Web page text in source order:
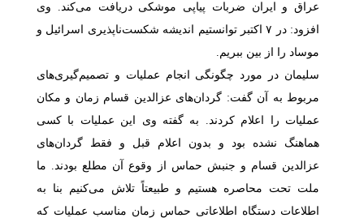
عراق و ایران ضربات پیاپی موشکی دریافت می‌کند. وی
افزود: در۷
اکتبر توانستیم اندیشه شکست‌ناپذیری اسرائیل و
موساد را از بین ببریم.
سلیمان در مورد چگونگی انجام عملیات و تصمیم‌گیری‌های
مربوط به آن گفت: گردان‌های عزالدین قسام زمان و مکان
عملیات را اعلام کردند. به گفته وی این عملیات با کسی
هماهنگ نشده بود و بدون اعلام قبل و فقط گردان‌های
عزالدین قسام و جنبش حماس از وقوع آن مطلع بودند. ما
ملت تحت محاصره هستیم و طبیعتاً تلاش می‌کنیم بنا به
اطلاعات دستگاه اطلاعاتی حماس زمان مناسب عملیات که